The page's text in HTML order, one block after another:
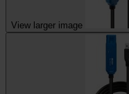
View larger image